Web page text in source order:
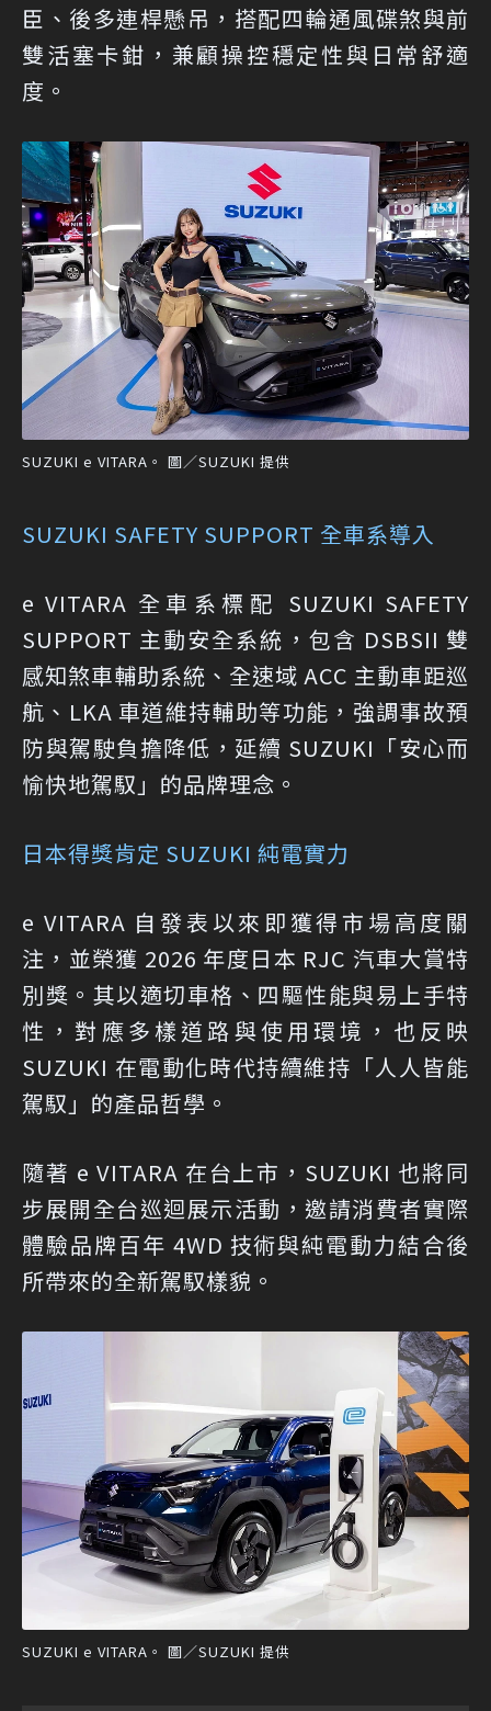
臣、後多連桿懸吊，搭配四輪通風碟煞與前
雙活塞卡鉗，兼顧操控穩定性與日常舒適
度。
SUZUKI e VITARA。 圖／SUZUKI 提供
SUZUKI SAFETY SUPPORT 全車系導入
e VITARA 全車系標配 SUZUKI SAFETY
SUPPORT 主動安全系統，包含 DSBSII 雙
感知煞車輔助系統、全速域 ACC 主動車距巡
航、LKA 車道維持輔助等功能，強調事故預
防與駕駛負擔降低，延續 SUZUKI「安心而
愉快地駕馭」的品牌理念。
日本得獎肯定 SUZUKI 純電實力
e VITARA 自發表以來即獲得市場高度關
注，並榮獲 2026 年度日本 RJC 汽車大賞特
別獎。其以適切車格、四驅性能與易上手特
性，對應多樣道路與使用環境，也反映
SUZUKI 在電動化時代持續維持「人人皆能
駕馭」的產品哲學。
隨著 e VITARA 在台上市，SUZUKI 也將同
步展開全台巡迴展示活動，邀請消費者實際
體驗品牌百年 4WD 技術與純電動力結合後
所帶來的全新駕馭樣貌。
SUZUKI e VITARA。 圖／SUZUKI 提供